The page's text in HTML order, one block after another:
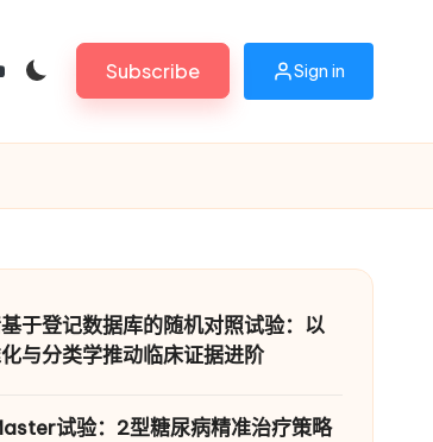
Subscribe Sign in
于登记数据库的随机对照试验：以
与分类学推动临床证据进阶
试验：2型糖尿病精准治疗策略